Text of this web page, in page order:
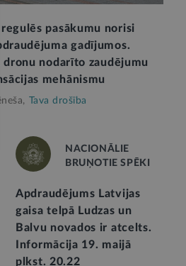
regulēs pasākumu norisi
gadījumos.
dronu nodarīto zaudējumu
mehānismu
Tava drošība
NACIONĀLIE
BRUŅOTIE SPĒKI
Apdraudējums Latvijas
gaisa telpā Ludzas un
Balvu novados ir atcelts.
Informācija 19. maijā
plkst. 20.22